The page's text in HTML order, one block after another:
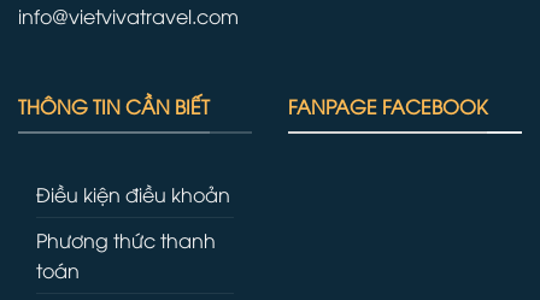
info@vietvivatravel.com
THÔNG TIN CẦN BIẾT
Điều kiện điều khoản
Phương thức thanh
toán
FANPAGE FACEBOOK